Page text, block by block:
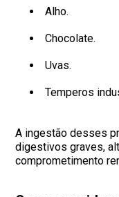
Alho.
Chocolate.
Uvas.
Temperos
A ingestão desses
digestivos graves,
comprometimento